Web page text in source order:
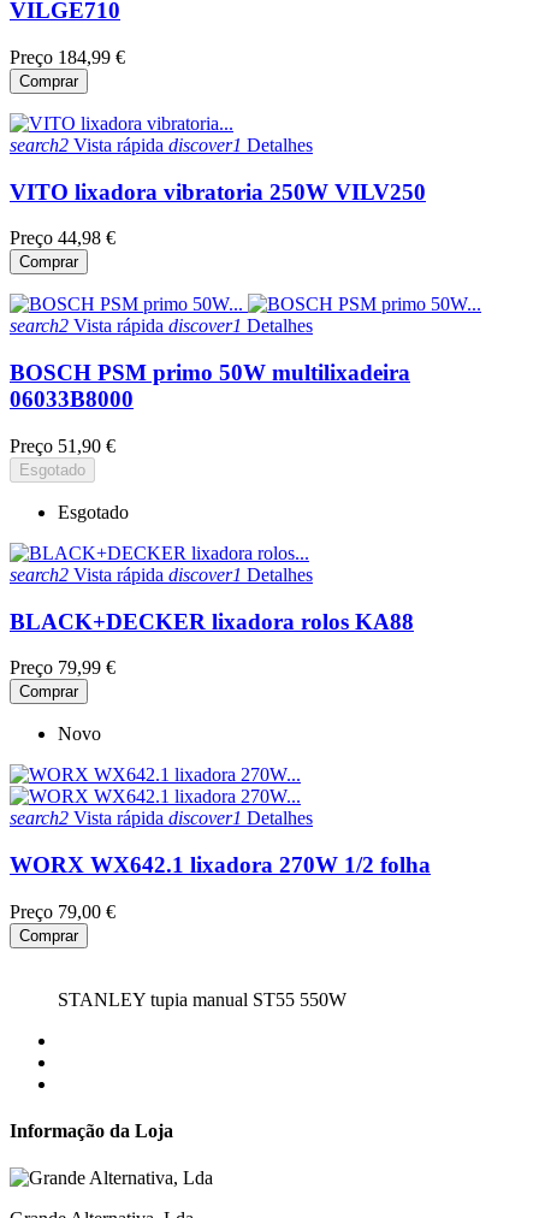
VILGE710
Preço 184,99 €
Comprar
search2 Vista rápida discover1 Detalhes
VITO lixadora vibratoria 250W VILV250
Preço 44,98 €
Comprar
search2 Vista rápida discover1 Detalhes
BOSCH PSM primo 50W multilixadeira
06033B8000
Preço 51,90 €
Esgotado
Esgotado
search2 Vista rápida discover1 Detalhes
BLACK+DECKER lixadora rolos KA88
Preço 79,99 €
Comprar
Novo
search2 Vista rápida discover1 Detalhes
WORX WX642.1 lixadora 270W 1/2 folha
Preço 79,00 €
Comprar
STANLEY tupia manual ST55 550W
Informação da Loja